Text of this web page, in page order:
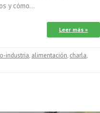
y cómo…
Leer más »
industria, alimentación, charla,